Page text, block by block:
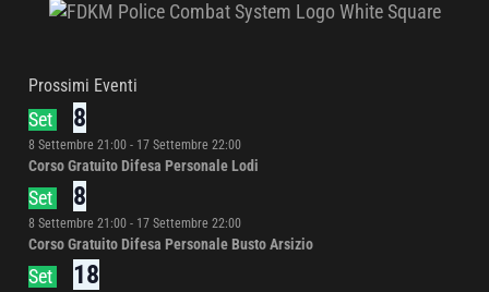
Prossimi Eventi
Set 8
8 Settembre 21:00 - 17 Settembre 22:00
Corso Gratuito Difesa Personale Lodi
Set 8
8 Settembre 21:00 - 17 Settembre 22:00
Corso Gratuito Difesa Personale Busto Arsizio
Set 18